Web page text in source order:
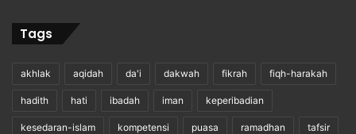
Tags
akhlak aqidah da'i dakwah fikrah fiqh-harakah
hadith hati ibadah iman keperibadian
kesedaran-islam kompetensi puasa ramadhan tafsir